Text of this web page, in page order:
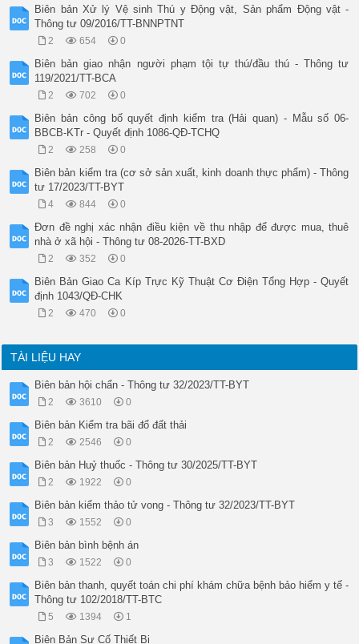
quy định.
- Hộ gia đình, cá nhân thuộc trường hợp bị thu hồi đất và
pháp luật mà chưa được Nhà nước bồi thường bằng nhà ở, đất
- Học sinh, sinh viên đại học, học viện, trường đại học,
trú công lập, trường chuyên biệt theo quy định của pháp
[4] Nơi xác nhận thuộc mục kê khai số 1.
[5] Đối tượng thuộc mục kê khai số 7.
Biên bản Xử lý Vệ sinh Thú y Động vật, Sản phẩm Động vật -
Thông tư 09/2016/TT-BNNPTNT
2 654 0
Biên bản giao nhận người phạm tội tự thú/đầu thú - Thông tư
119/2021/TT-BCA
2 702 0
Biên bản công bố quyết định kiểm tra (Hải quan) - Mẫu số 06-
BBCB-KTr - Quyết định 1086-QĐ-TCHQ
2 258 0
Biên bản kiểm tra (cơ sở sản xuất, kinh doanh thực phẩm) - Thông
tư 17/2023/TT-BYT
4 844 0
Đơn đề nghị xác nhận điều kiện về thu nhập để được mua, thuê
nhà ở xã hội - Thông tư 08-2026-TT-BXD
2 352 0
Biên Bản Giao Ca Kíp Trực Kỹ Thuật Cơ Điện Tổng Hợp - Quyết
định 1043/QĐ-CHK
2 470 0
TÀI LIỆU HAY
Biên bản hội chẩn - Thông tư 32/2023/TT-BYT
2 3610 0
Biên bản Kiểm tra bãi đổ đất thải
2 2546 0
Biên bản Huỷ thuốc - Thông tư 30/2025/TT-BYT
2 1922 0
Biên bản kiểm thảo tử vong - Thông tư 32/2023/TT-BYT
3 1552 0
Biên bản bình bệnh án
3 1522 0
Biên bản thanh, quyết toán chi phí khám chữa bệnh bảo hiểm y tế -
Thông tư 102/2018/TT-BTC
5 1394 1
Biên Bản Sự Cố Thiết Bị